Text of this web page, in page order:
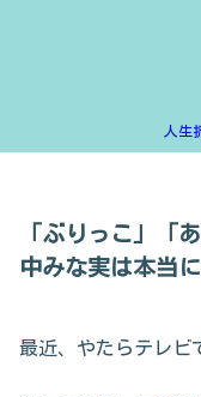
人生
「ぶりっこ」「
中みな実は本当
最近、やたらテレビ